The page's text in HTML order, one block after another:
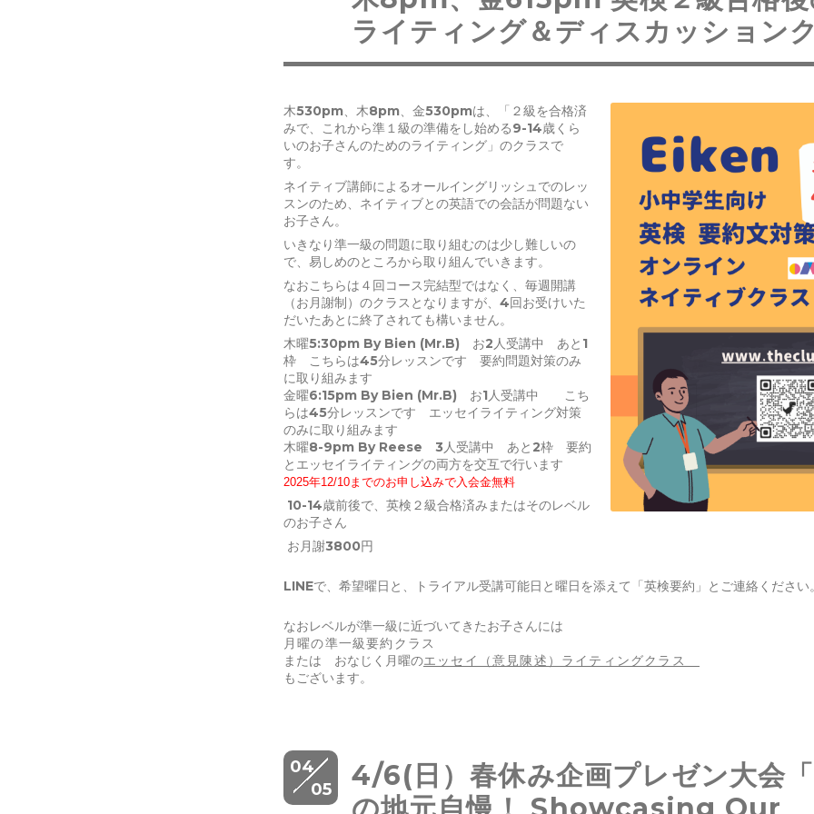
ライティング＆ディスカッション
木530pm、木8pm、金530pmは、「２級を合格済
みで、これから準１級の準備をし始める9-14歳くら
いのお子さんのためのライティング」のクラスで
す。
ネイティブ講師によるオールイングリッシュでのレッ
スンのため、ネイティブとの英語での会話が問題ない
お子さん。
いきなり準一級の問題に取り組むのは少し難しいの
で、易しめのところから取り組んでいきます。
なおこちらは４回コース完結型ではなく、毎週開講
（お月謝制）のクラスとなりますが、4回お受けいた
だいたあとに終了されても構いません。
木曜5:30pm By Bien (Mr.B) お2人受講中 あと1
枠 こちらは45分レッスンです 要約問題対策のみ
に取り組みます
金曜6:15pm By Bien (Mr.B) お1人受講中 こち
らは45分レッスンです エッセイライティング対策
のみに取り組みます
木曜8-9pm By Reese 3人受講中 あと2枠 要約
とエッセイライティングの両方を交互で行います
2025年12/10までのお申し込みで 入会金無料
10-14歳前後で、英検２級合格済みまたはそのレベル
のお子さん
お月謝3800円
LINEで、希望曜日と、トライアル受講可能日と曜日を添えて「英検要約」とご連絡ください
なおレベルが準一級に近づいてきたお子さんには
月曜の準一級要約クラス
または おなじく月曜のエッセイ（意見陳述）ライティングクラス
もございます。
04
05
4/6(日）春休み企画プレゼン大会